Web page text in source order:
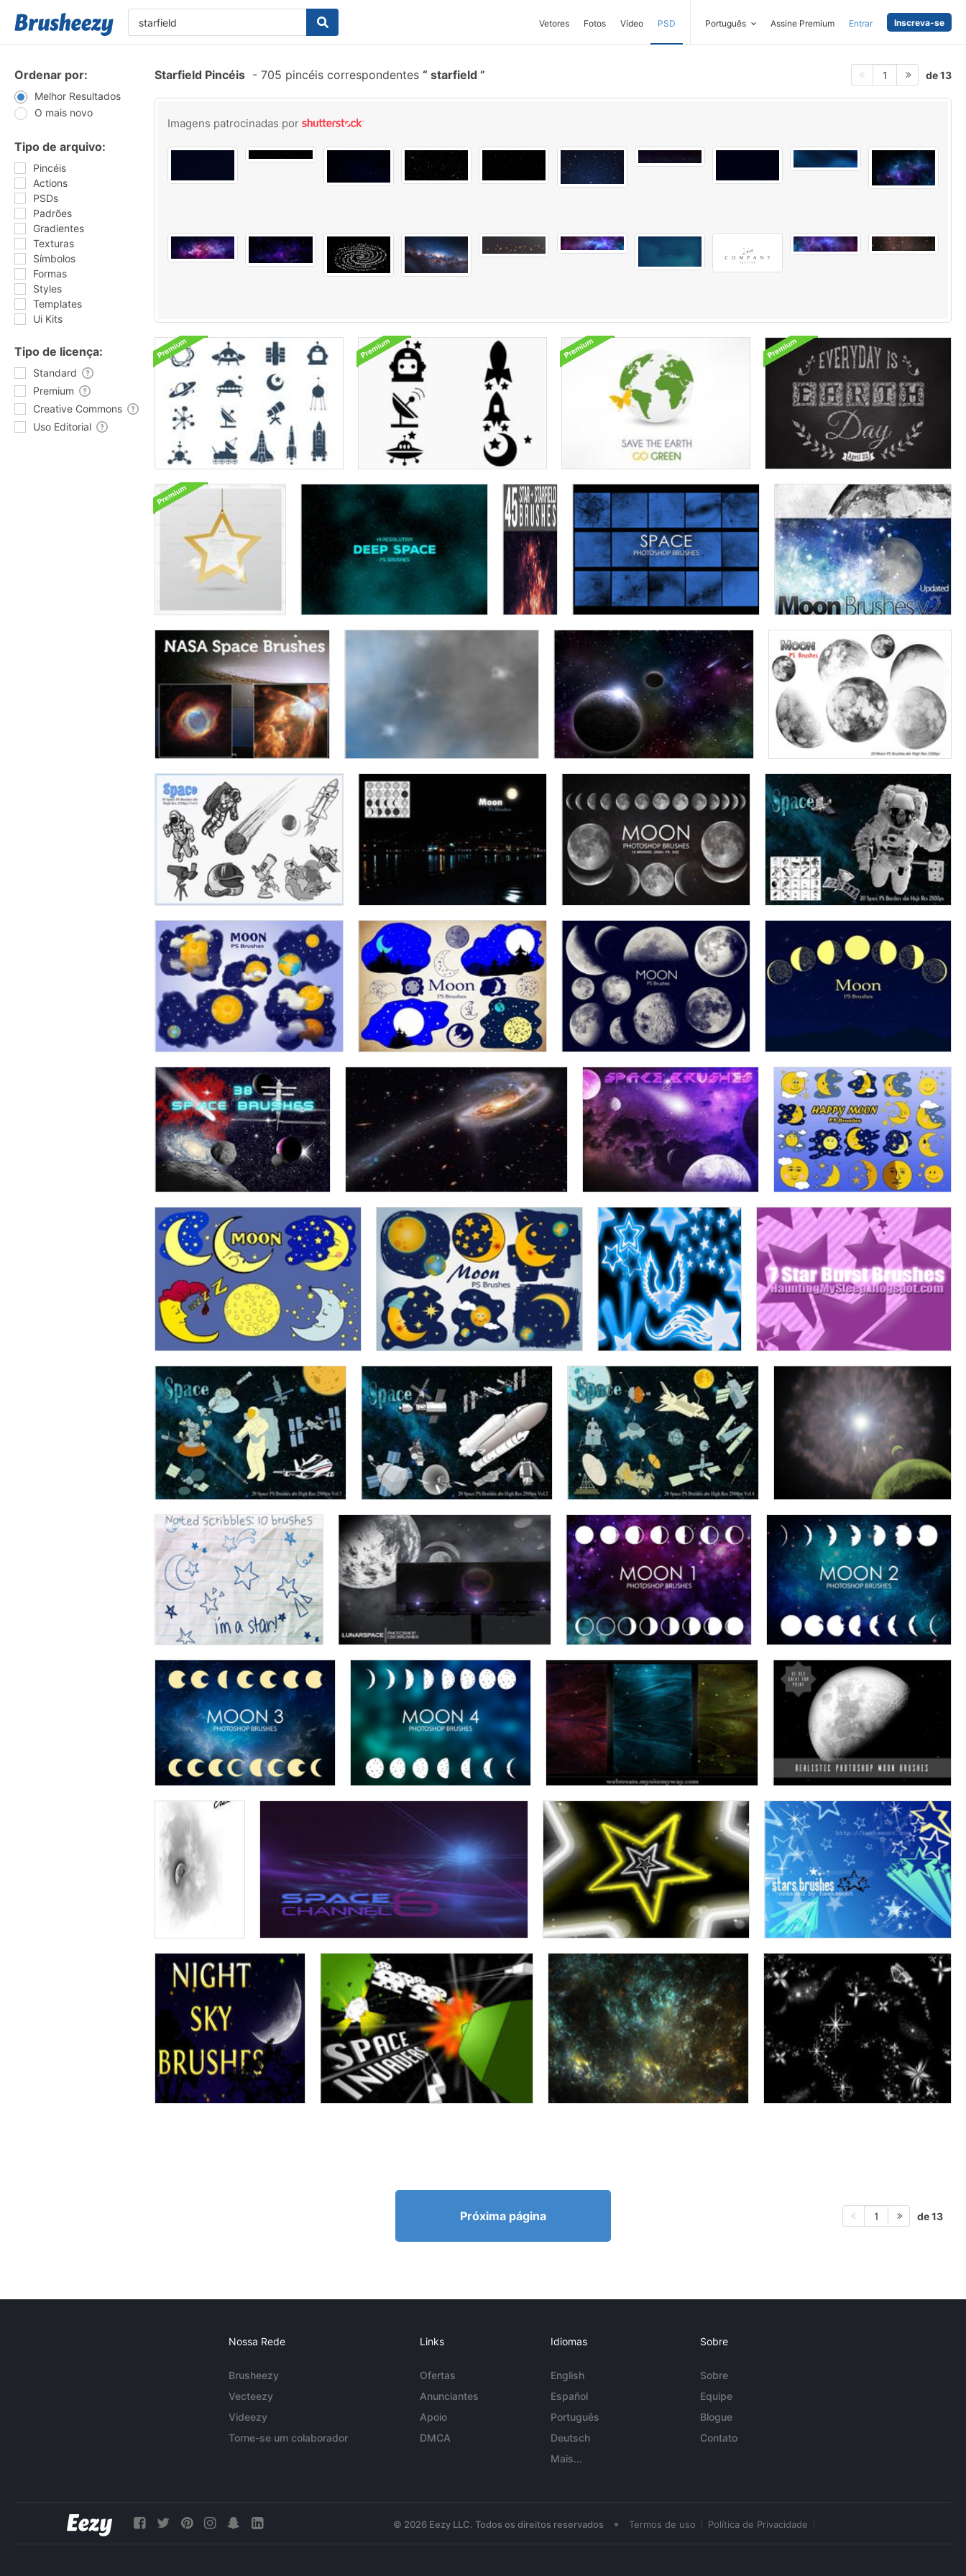
Vetores Fotos Vídeo PSD Português Assine Premium Entrar Inscreva-se
Ordenar por:
Melhor Resultados
O mais novo
Tipo de arquivo:
Pincéis
Actions
PSDs
Padrões
Gradientes
Texturas
Símbolos
Formas
Styles
Templates
Ui Kits
Tipo de licença:
Standard
Premium
Creative Commons
Uso Editorial
Starfield Pincéis - 705 pincéis correspondentes starfield 1 de 13
Imagens patrocinadas por
Próxima página 1 de 13
Nossa Rede
Brusheezy
Vecteezy
Videezy
Torne-se um colaborador
Links
Ofertas
Anunciantes
Apoio
DMCA
Idiomas
English
Español
Português
Deutsch
Mais...
Sobre
Sobre
Equipe
Blogue
Contato
© 2026 Eezy LLC. Todos os direitos reservados • Termos de uso Política de Privacidade